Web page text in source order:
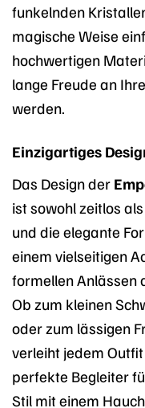
funkelnden
magische Weise
hochwertigen
lange Freude an
werden.
Einzigartiges
Das Design der
ist sowohl zeitlos
und die elegante
einem vielseitigen
formellen Anlässen
Ob zum kleinen
oder zum lässigen
verleiht jedem
perfekte Begleiter
Stil mit einem